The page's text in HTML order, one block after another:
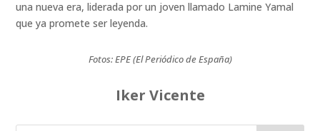
una nueva era, liderada por un joven llamado Lamine Yamal
que ya promete ser leyenda.
Fotos: EPE (El Periódico de España)
Iker Vicente